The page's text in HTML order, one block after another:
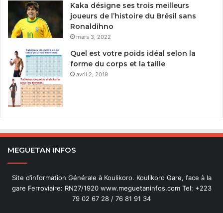
Kaka désigne ses trois meilleurs
joueurs de l’histoire du Brésil sans
Ronaldihno
mars 3, 2022
Quel est votre poids idéal selon la
forme du corps et la taille
avril 2, 2019
MEGUETAN INFOS
Site d’information Générale à Koulikoro. Koulikoro Gare, face à la
gare Ferroviaire: RN27/1920 www.meguetaninfos.com Tel: +223
79 02 67 28 / 76 81 91 34